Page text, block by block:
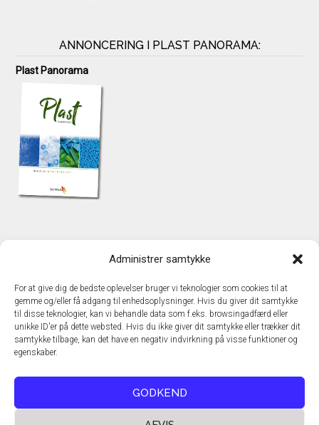
Administrer samtykke
For at give dig de bedste oplevelser bruger vi teknologier som cookies til at
gemme og/eller få adgang til enhedsoplysninger. Hvis du giver dit samtykke
til disse teknologier, kan vi behandle data som f.eks. browsingadfærd eller
unikke ID'er på dette websted. Hvis du ikke giver dit samtykke eller trækker dit
samtykke tilbage, kan det have en negativ indvirkning på visse funktioner og
egenskaber.
GODKEND
ANNONCERING I PLAST PANORAMA:
Plast Panorama
TechMedia A/S
DK - 2600 Glostrup
www.techmedia.dk
Telefon: +45 43 24 26 28
E-mail:info@techmedia.dk